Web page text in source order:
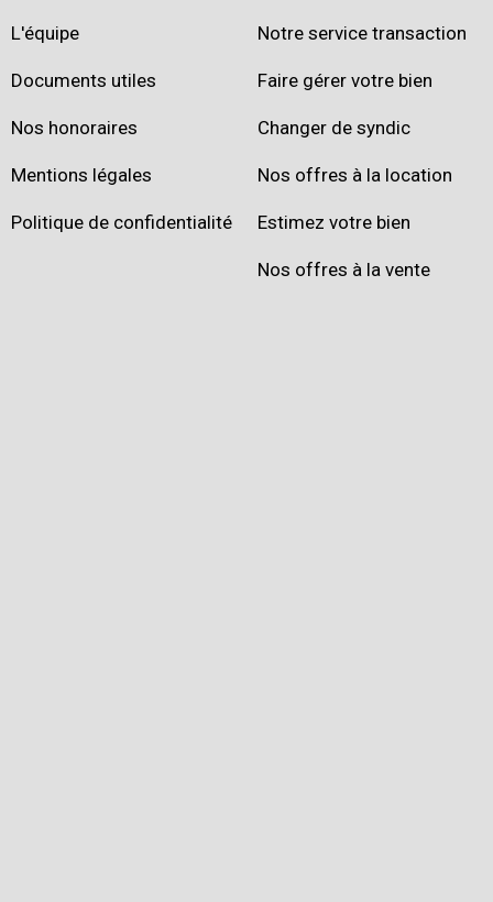
L'équipe
Documents utiles
Nos honoraires
Mentions légales
Politique de confidentialité
Notre service transaction
Faire gérer votre bien
Changer de syndic
Nos offres à la location
Estimez votre bien
Nos offres à la vente